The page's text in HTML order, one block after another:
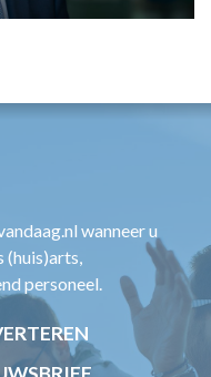
wanneer u
personeel.